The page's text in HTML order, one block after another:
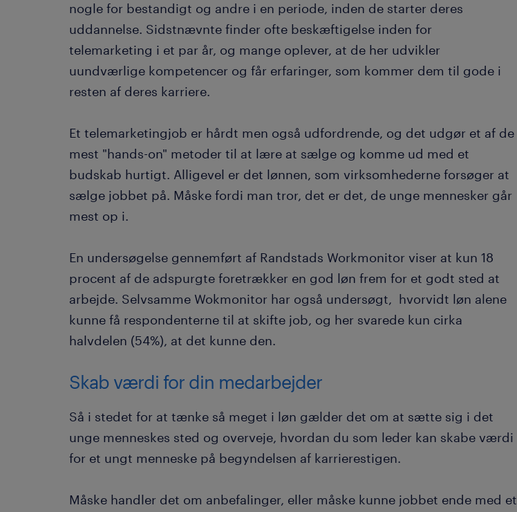
nogle for bestandigt og andre i en periode, inden de starter deres
uddannelse. Sidstnævnte finder ofte beskæftigelse inden for
telemarketing i et par år, og mange oplever, at de her udvikler
uundværlige kompetencer og får erfaringer, som kommer dem til gode i
resten af deres karriere.
Et telemarketingjob er hårdt men også udfordrende, og det udgør et af de
mest "hands-on" metoder til at lære at sælge og komme ud med et
budskab hurtigt. Alligevel er det lønnen, som virksomhederne forsøger at
sælge jobbet på. Måske fordi man tror, det er det, de unge mennesker går
mest op i.
En undersøgelse gennemført af Randstads Workmonitor viser at kun 18
procent af de adspurgte foretrækker en god løn frem for et godt sted at
arbejde. Selvsamme Wokmonitor har også undersøgt, hvorvidt løn alene
kunne få respondenterne til at skifte job, og her svarede kun cirka
halvdelen (54%), at det kunne den.
Skab værdi for din medarbejder
Så i stedet for at tænke så meget i løn gælder det om at sætte sig i det
unge menneskes sted og overveje, hvordan du som leder kan skabe værdi
for et ungt menneske på begyndelsen af karrierestigen.
Måske handler det om anbefalinger, eller måske kunne jobbet ende med et